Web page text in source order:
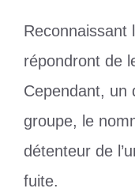
Reconnaissant
répondront de
Cependant, un
groupe, le
détenteur de
fuite.